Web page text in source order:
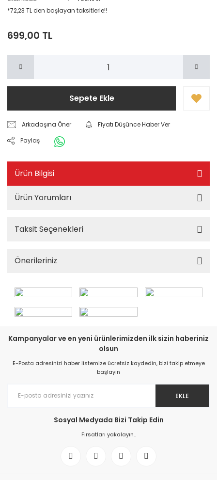
*72,23 TL den başlayan taksitlerle!!
699,00 TL
Sepete Ekle
Arkadaşına Öner
Fiyatı Düşünce Haber Ver
Paylaş
Ürün Bilgisi
Ürün Yorumları
Taksit Seçenekleri
Önerileriniz
Kampanyalar ve en yeni ürünlerimizden ilk sizin haberiniz
olsun
E-Posta adresinizi haber listemize ücretsiz kaydedin, bizi takip etmeye
başlayın
EKLE
Sosyal Medyada Bizi Takip Edin
Fırsatları yakalayın..